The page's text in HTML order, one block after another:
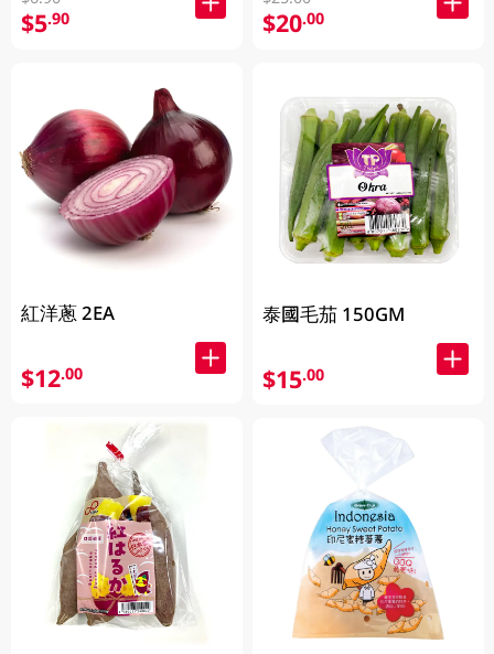
$5.90
紅洋蔥 2EA
$12.00
$20.00
泰國毛茄 150GM
$15.00